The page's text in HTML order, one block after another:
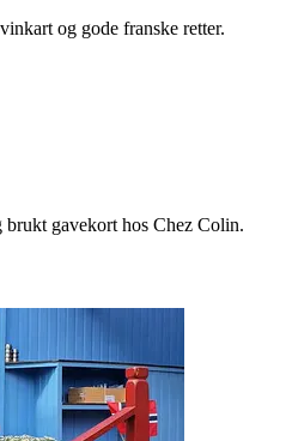
og gode franske retter.
gavekort hos Chez Colin.